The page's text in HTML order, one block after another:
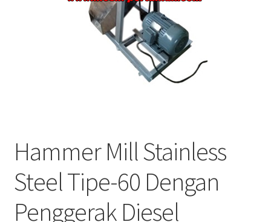
Hammer Mill Stainless
Steel Tipe-60 Dengan
Penggerak Diesel